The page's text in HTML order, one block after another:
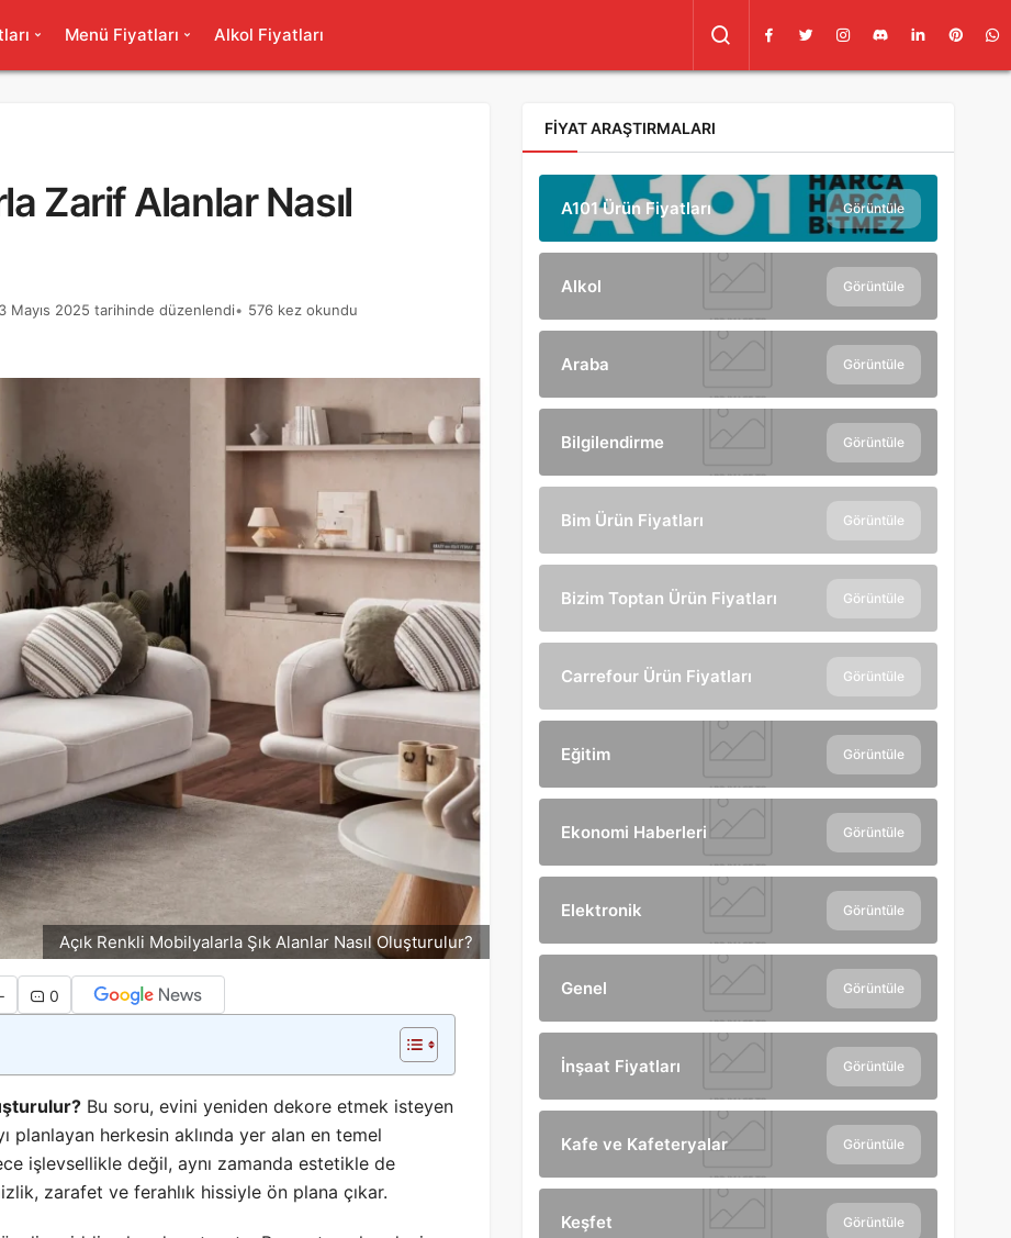
Menü Fiyatları Alkol Fiyatları
Zarif Alanlar Nasıl
Mayıs 2025 tarihinde düzenlendi
576 kez okundu
Açık Renkli Mobilyalarla Şık Alanlar Nasıl Oluşturulur?
0
Bu soru, evini yeniden dekore etmek isteyen
planlayan herkesin aklında yer alan en temel
işlevsellikle değil, aynı zamanda estetikle de
zarafet ve ferahlık hissiyle ön plana çıkar.
FIYAT ARAŞTIRMALARI
A101 Ürün Fiyatları Görüntüle
Alkol Görüntüle
Araba Görüntüle
Bilgilendirme Görüntüle
Bim Ürün Fiyatları Görüntüle
Bizim Toptan Ürün Fiyatları Görüntüle
Carrefour Ürün Fiyatları Görüntüle
Eğitim Görüntüle
Ekonomi Haberleri Görüntüle
Elektronik Görüntüle
Genel Görüntüle
İnşaat Fiyatları Görüntüle
Kafe ve Kafeteryalar Görüntüle
Keşfet Görüntüle